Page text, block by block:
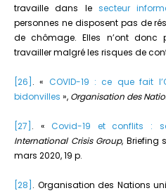
travaille dans le secteur
personnes ne disposent pas de
de chômage. Elles n’ont donc
travailler malgré les risques de
[26] . « COVID-19 : ce que fait
bidonvilles », Organisation des
[27] . «Covid-19 et conflits :
International Crisis Group, Briefing
mars 2020, 19 p.
[28] . Organisation des Nations